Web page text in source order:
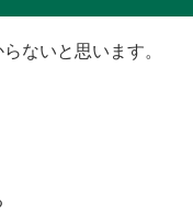
ないと思います。